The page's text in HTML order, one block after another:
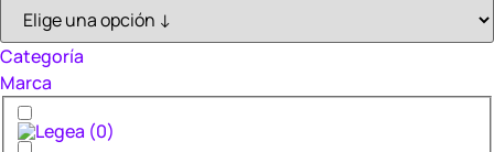
Categoría
Marca
(0)